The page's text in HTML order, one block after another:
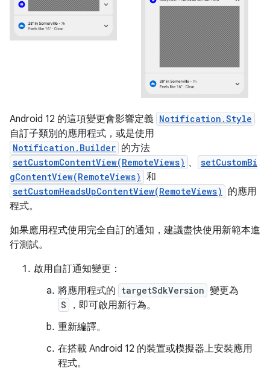
Android 12 的這項變更會影響定義 Notification.Style
自訂子類別的應用程式，或是使用
Notification.Builder 的方法
setCustomContentView(RemoteViews) 、
setCustomBi
gContentView(RemoteViews) 和
setCustomHeadsUpContentView(RemoteViews)
的應用
程式。
如果應用程式使用完全自訂的通知，建議盡快使用新範本進
行測試。
啟用自訂通知變更：
將應用程式的 targetSdkVersion 變更為
S
，即可啟用新行為。
重新編譯。
在搭載 Android 12 的裝置或模擬器上安裝應用
程式。